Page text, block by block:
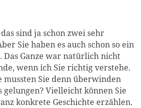
das sind ja schon zwei sehr
Sie haben es auch schon so ein
Das Ganze war natürlich nicht
wenn ich Sie richtig verstehe.
mussten Sie denn überwinden
gelungen? Vielleicht können Sie
konkrete Geschichte erzählen.